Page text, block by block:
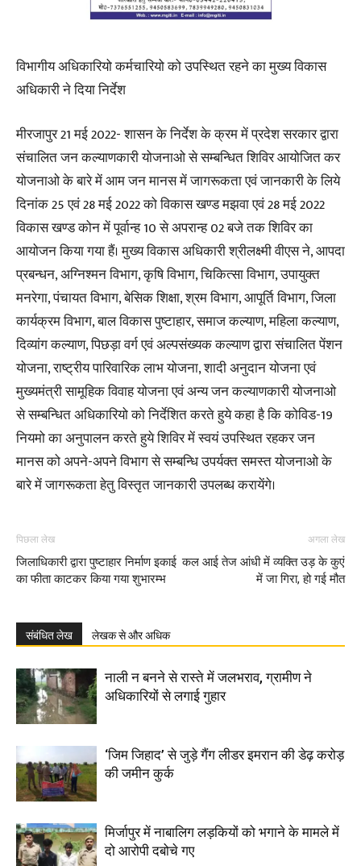
विभागीय अधिकारियो कर्मचारियो को उपस्थित रहने का मुख्य विकास
अधिकारी ने दिया निर्देश
मीरजापुर 21 मई 2022- शासन के निर्देश के क्रम में प्रदेश सरकार द्वारा
संचालित जन कल्याणकारी योजनाओ से सम्बन्धित शिविर आयोजित कर
योजनाओ के बारे में आम जन मानस में जागरूकता एवं जानकारी के लिये
दिनांक 25 एवं 28 मई 2022 को विकास खण्ड मझवा एवं 28 मई 2022
विकास खण्ड कोन में पूर्वान्ह 10 से अपरान्ह 02 बजे तक शिविर का
आयोजन किया गया हैं। मुख्य विकास अधिकारी श्रीलक्ष्मी वीएस ने, आपदा
प्रबन्धन, अग्निश्मन विभाग, कृषि विभाग, चिकित्सा विभाग, उपायुक्त
मनरेगा, पंचायत विभाग, बेसिक शिक्षा, श्रम विभाग, आपूर्ति विभाग, जिला
कार्यक्रम विभाग, बाल विकास पुष्टाहार, समाज कल्याण, महिला कल्याण,
दिव्यांग कल्याण, पिछड़ा वर्ग एवं अल्पसंख्यक कल्याण द्वारा संचालित पेंशन
योजना, राष्ट्रीय पारिवारिक लाभ योजना, शादी अनुदान योजना एवं
मुख्यमंत्री सामूहिक विवाह योजना एवं अन्य जन कल्याणकारी योजनाओ
से सम्बन्धित अधिकारियो को निर्देशित करते हुये कहा है कि कोविड-19
नियमो का अनुपालन करते हुये शिविर में स्वयं उपस्थित रहकर जन
मानस को अपने-अपने विभाग से सम्बन्धि उपर्यक्त समस्त योजनाओ के
बारे में जागरूकता हेतु विस्तृत जानकारी उपलब्ध करायेंगे।
पिछला लेख
जिलाधिकारी द्वारा पुष्टाहार निर्माण इकाई
का फीता काटकर किया गया शुभारम्भ
अगला लेख
कल आई तेज आंधी में व्यक्ति उड़ के कुएं
में जा गिरा, हो गई मौत
संबंधित लेख लेखक से और अधिक
नाली न बनने से रास्ते में जलभराव, ग्रामीण ने
अधिकारियों से लगाई गुहार
‘जिम जिहाद’ से जुड़े गैंग लीडर इमरान की डेढ़ करोड़
की जमीन कुर्क
मिर्जापुर में नाबालिग लड़कियों को भगाने के मामले में
दो आरोपी दबोचे गए